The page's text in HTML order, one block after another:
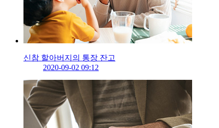
신참 할아버지의 통장 잔고
2020-09-02 09:12